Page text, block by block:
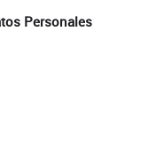
Personales